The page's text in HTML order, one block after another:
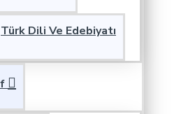
Türk Dili Ve Edebiyatı